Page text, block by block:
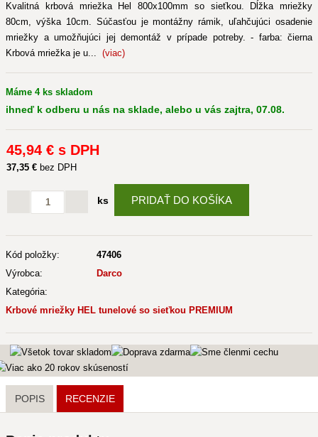
Kvalitná krbová mriežka Hel 800x100mm so sieťkou. Dĺžka mriežky
80cm, výška 10cm. Súčasťou je montážny rámik, uľahčujúci osadenie
mriežky a umožňujúci jej demontáž v prípade potreby. - farba: čierna
Krbová mriežka je u... (viac)
Máme 4 ks skladom
ihneď k odberu u nás na sklade, alebo u vás zajtra, 07.08.
45,94 € s DPH
37,35 € bez DPH
ks PRIDAŤ DO KOŠÍKA
Kód položky:
47406
Výrobca:
Darco
Kategória:
Krbové mriežky HEL tunelové so sieťkou PREMIUM
POPIS RECENZIE